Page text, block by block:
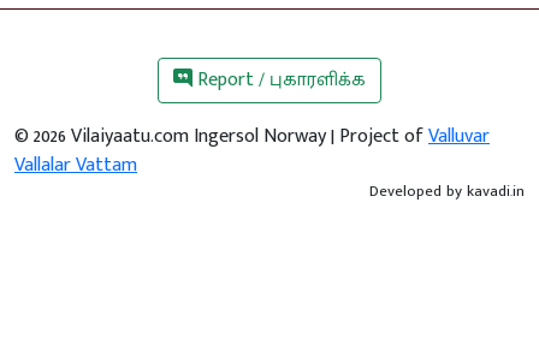
Report / புகாரளிக்க
©2026Vilaiyaatu.com Ingersol Norway | Project ofValluvar
Vallalar Vattam
Developed bykavadi.in